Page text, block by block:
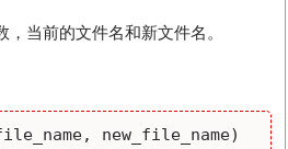
，当前的文件名和新文件名。